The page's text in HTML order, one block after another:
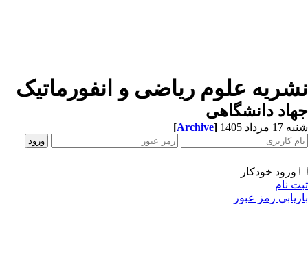
علوم ریاضی و انفورماتیک
دانشگاهی
مرداد 1405 [Archive]
ورود خودکار
نام
رمز عبور